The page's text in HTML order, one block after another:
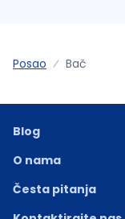
Posao Bač
Blog
O nama
Česta pitanja